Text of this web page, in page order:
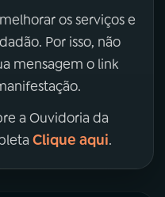
os serviços e
Por isso, não
mensagem o link
a Ouvidoria da
Clique aqui.